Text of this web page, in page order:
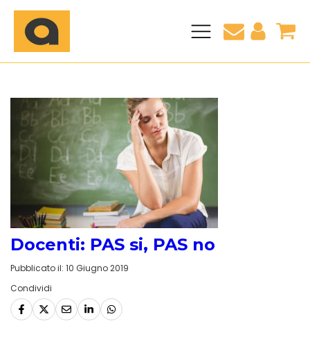
e Perfezionamenti
Consulenza personalizzata
Pagina di aiuto
Docenti: PAS si, PAS no
Pubblicato il: 10 Giugno 2019
Condividi